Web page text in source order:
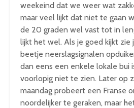
weekeind dat we weer wat
maar veel lijkt dat niet te gaan
de 20 graden wel vast tot in
lijkt het wel. Als je goed kijkt zie
beetje neerslagsignalen
dan eens een enkele lokale bui
voorlopig niet te zien. Later op
maandag probeert een Franse
noordelijker te geraken, maar